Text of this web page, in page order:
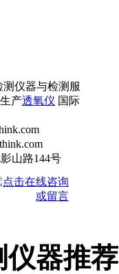
测仪器与检测服
产透氧仪 国际
山路144号
仪器推荐